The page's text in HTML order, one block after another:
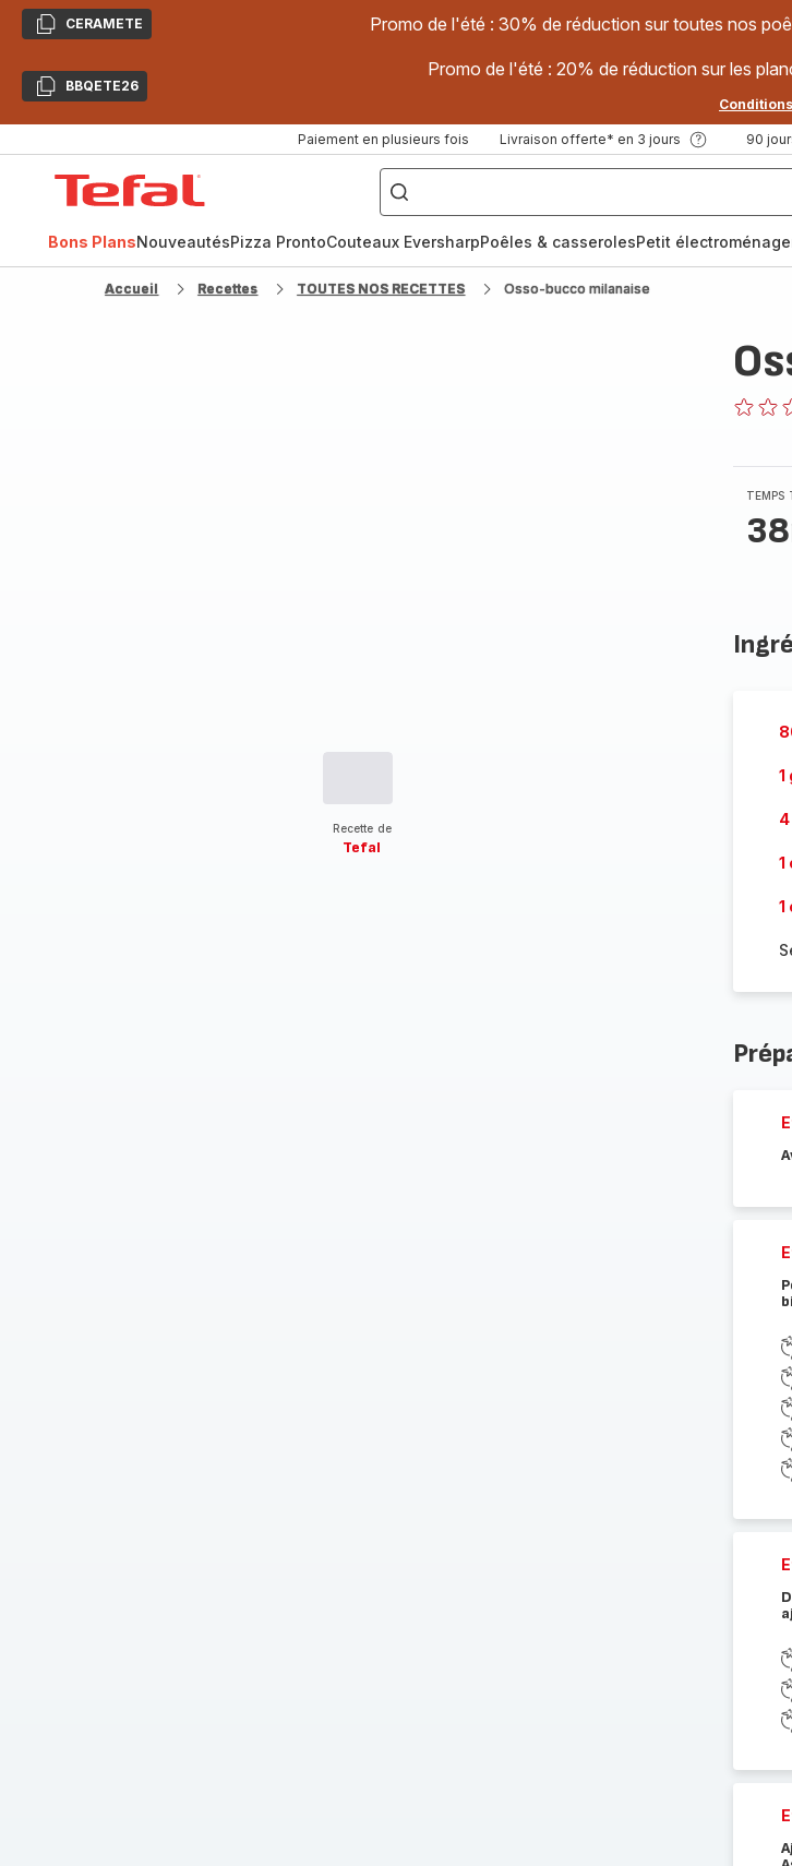
CopierCERAMETE Promo de l'été : 30% de réduction sur toutes nos
CopierBBQETE26
Promo de l'été : 20% de réduction sur les
Paiement en plusieurs fois Livraison offerte* en 3 jours 90
["Poêles
inox,
Cake
Factory,
Bons PlansNouveautésPizza ProntoCouteaux EversharpPoêles & casserolesPetit
Accueil Recettes TOUTES NOS RECETTES Osso-bucco milanaise
Recette de
Tefal
TEMPS
1
4
1
1